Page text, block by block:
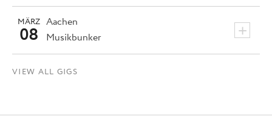
Aachen +
MÄRZ
08 Musikbunker
VIEW ALL GIGS